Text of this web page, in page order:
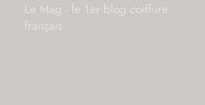
Le Mag - le 1er blog coiffure
français